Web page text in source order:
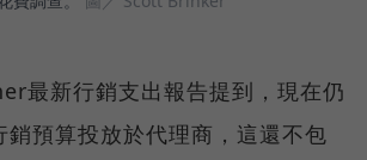
最新行銷支出報告提到，現在仍
銷預算投放於代理商，這還不包